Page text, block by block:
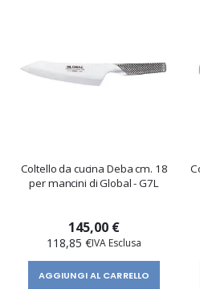
Coltello da cucina Deba cm. 18
per mancini di Global - G7L
145,00 €
118,85 €
AGGIUNGI AL CARRELLO